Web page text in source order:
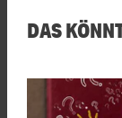
DAS